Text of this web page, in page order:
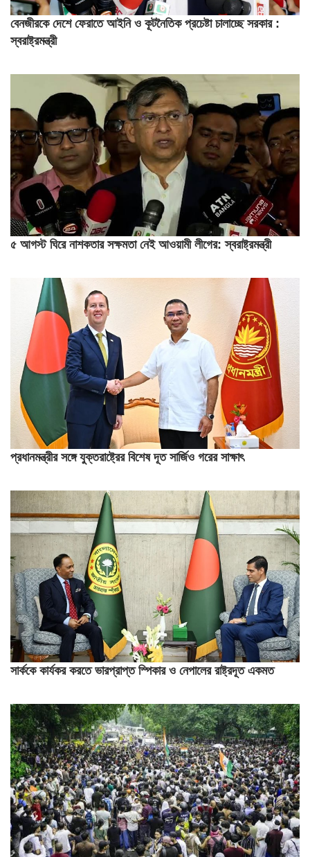
বেনজীরকে দেশে ফেরাতে আইনি ও কূটনৈতিক প্রচেষ্টা চালাচ্ছে সরকার :
স্বরাষ্ট্রমন্ত্রী
৫ আগস্ট ঘিরে নাশকতার সক্ষমতা নেই আওয়ামী লীগের: স্বরাষ্ট্রমন্ত্রী
প্রধানমন্ত্রীর সঙ্গে যুক্তরাষ্ট্রের বিশেষ দূত সার্জিও গরের সাক্ষাৎ
সার্ককে কার্যকর করতে ভারপ্রাপ্ত স্পিকার ও নেপালের রাষ্ট্রদূত একমত